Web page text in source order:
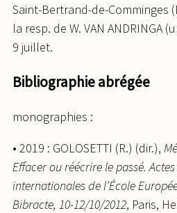
Saint-Bertrand-de-Comminges
la resp. de W. VAN ANDRINGA
9 juillet.
Bibliographie abrégée
monographies :
• 2019 : GOLOSETTI (R.) (dir.),
Effacer ou réécrire le passé.
internationales de l’École
Bibracte, 10-12/10/2012, Paris,